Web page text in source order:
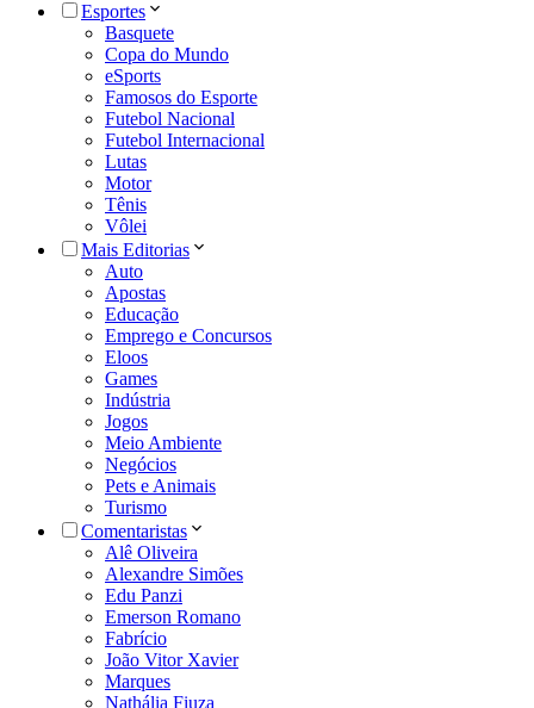
Esportes
Basquete
Copa do Mundo
eSports
Famosos do Esporte
Futebol Nacional
Futebol Internacional
Lutas
Motor
Tênis
Vôlei
Mais Editorias
Auto
Apostas
Educação
Emprego e Concursos
Eloos
Games
Indústria
Jogos
Meio Ambiente
Negócios
Pets e Animais
Turismo
Comentaristas
Alê Oliveira
Alexandre Simões
Edu Panzi
Emerson Romano
Fabrício
João Vitor Xavier
Marques
Nathália Fiuza